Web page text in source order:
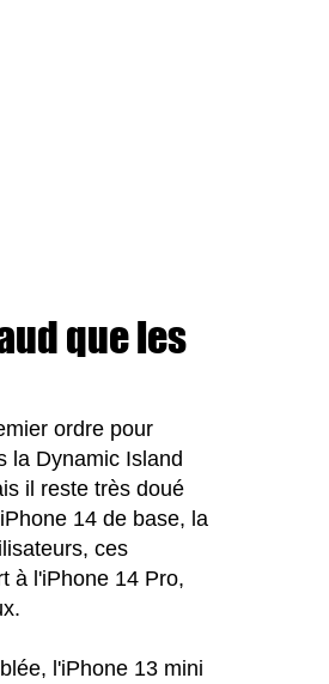
que les
ordre pour
la Dynamic Island
il reste très doué
14 de base, la
ces
à l'iPhone 14 Pro,
l'iPhone 13 mini